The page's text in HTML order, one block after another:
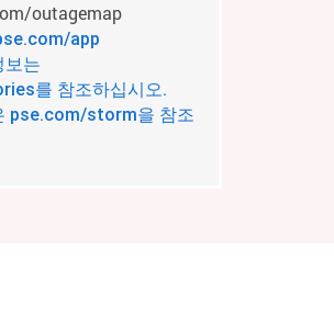
outagemap
app
보는
를 참조하십시오.
pse.com/storm을 참조